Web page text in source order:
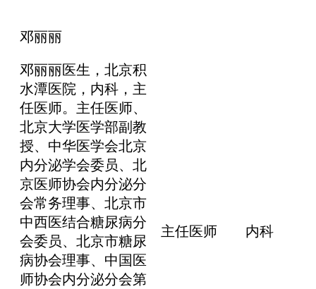
邓丽丽
邓丽丽医生，北京积
水潭医院，内科，主
任医师。主任医师、
北京大学医学部副教
授、中华医学会北京
内分泌学会委员、北
京医师协会内分泌分
会常务理事、北京市
中西医结合糖尿病分
会委员、北京市糖尿
病协会理事、中国医
师协会内分泌分会第
主任医师 内科